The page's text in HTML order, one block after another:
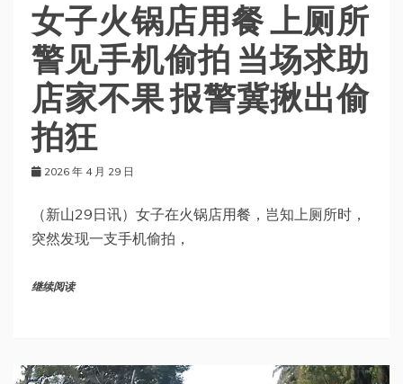
女子火锅店用餐 上厕所
警见手机偷拍 当场求助
店家不果 报警冀揪出偷
拍狂
2026 年 4 月 29 日
（新山29日讯）女子在火锅店用餐，岂知上厕所时，
突然发现一支手机偷拍，
继续阅读